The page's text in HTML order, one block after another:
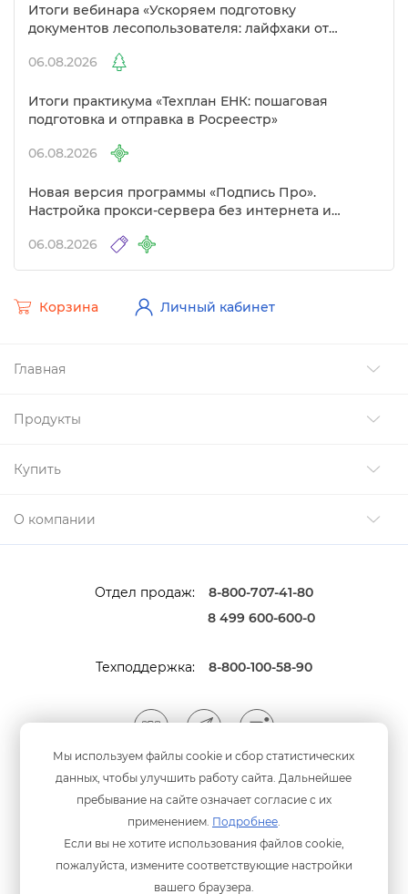
Мы используем файлы cookie и сбор статистических
данных, чтобы улучшить работу сайта. Дальнейшее
пребывание на сайте означает согласие с их
применением. Подробнее.
Если вы не хотите использования файлов cookie,
пожалуйста, измените соответствующие настройки
ашего браузера.
Итоги вебинара «Ускоряем подготовку
документов лесопользователя: лайфхаки от
06.08.2026
Итоги практикума «Техплан ЕНК: пошаговая
подготовка и отправка в Росреестр»
06.08.2026
Новая версия программы «Подпись Про».
Настройка прокси-сервера без интернета и
06.08.2026
Главная
Продукты
Купить
О компании
Корзина Личный кабинет
Отдел продаж:
8-800-707-41-80
8 499 600-600-0
Техподдержка: 8-800-100-58-90
Мы принимаем оплату
анковскими картами